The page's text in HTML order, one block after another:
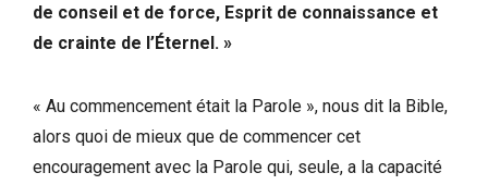
de conseil et de force, Esprit de connaissance et
de crainte de l’Éternel. »
« Au commencement était la Parole », nous dit la Bible,
alors quoi de mieux que de commencer cet
encouragement avec la Parole qui, seule, a la capacité